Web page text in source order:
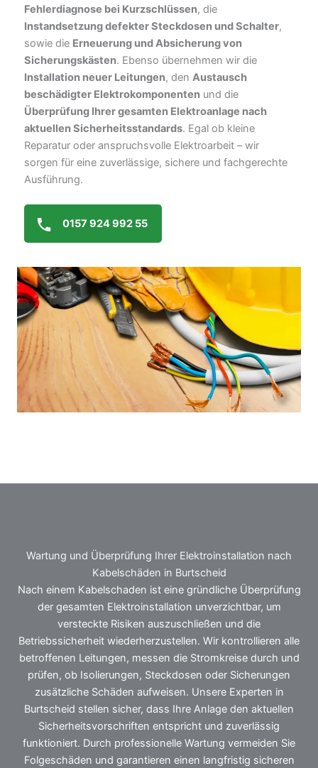
Fehlerdiagnose bei Kurzschlüssen, die
Instandsetzung defekter Steckdosen und Schalter,
sowie die Erneuerung und Absicherung von
Sicherungskästen. Ebenso übernehmen wir die
Installation neuer Leitungen, den Austausch
beschädigter Elektrokomponenten und die
Überprüfung Ihrer gesamten Elektroanlage nach
aktuellen Sicherheitsstandards. Egal ob kleine
Reparatur oder anspruchsvolle Elektroarbeit – wir
sorgen für eine zuverlässige, sichere und fachgerechte
Ausführung.
0157 924 992 55
Wartung und Überprüfung Ihrer Elektroinstallation nach
Kabelschäden in Burtscheid
Nach einem Kabelschaden ist eine gründliche Überprüfung
der gesamten Elektroinstallation unverzichtbar, um
versteckte Risiken auszuschließen und die
Betriebssicherheit wiederherzustellen. Wir kontrollieren alle
betroffenen Leitungen, messen die Stromkreise durch und
prüfen, ob Isolierungen, Steckdosen oder Sicherungen
zusätzliche Schäden aufweisen. Unsere Experten in
Burtscheid stellen sicher, dass Ihre Anlage den aktuellen
Sicherheitsvorschriften entspricht und zuverlässig
funktioniert. Durch professionelle Wartung vermeiden Sie
Folgeschäden und garantieren einen langfristig sicheren